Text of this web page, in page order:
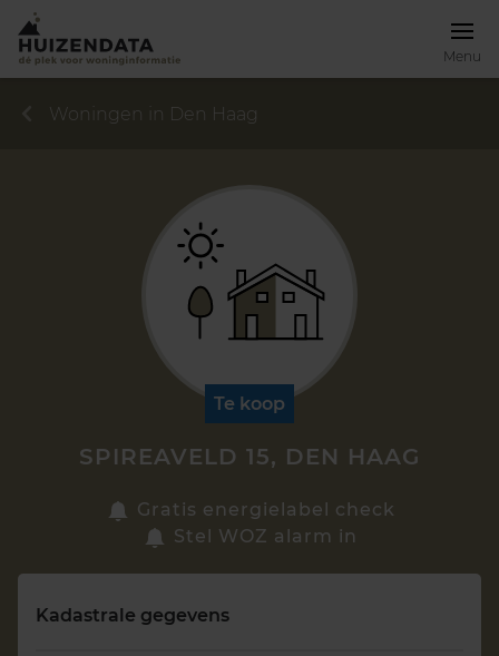
Menu
Zoek een woning
Woningen in Den Haag
Te koop
SPIREAVELD 15, DEN HAAG
Gratis energielabel check
Stel WOZ alarm in
Kadastrale gegevens